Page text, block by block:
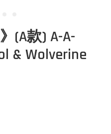
(A款) A-A-
& Wolverine